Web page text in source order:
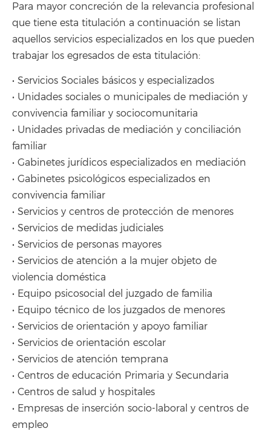
Para mayor concreción de la relevancia profesional
que tiene esta titulación a continuación se listan
aquellos servicios especializados en los que pueden
trabajar los egresados de esta titulación:
• Servicios Sociales básicos y especializados
• Unidades sociales o municipales de mediación y
convivencia familiar y sociocomunitaria
• Unidades privadas de mediación y conciliación
familiar
• Gabinetes jurídicos especializados en mediación
• Gabinetes psicológicos especializados en
convivencia familiar
• Servicios y centros de protección de menores
• Servicios de medidas judiciales
• Servicios de personas mayores
• Servicios de atención a la mujer objeto de
violencia doméstica
• Equipo psicosocial del juzgado de familia
• Equipo técnico de los juzgados de menores
• Servicios de orientación y apoyo familiar
• Servicios de orientación escolar
• Servicios de atención temprana
• Centros de educación Primaria y Secundaria
• Centros de salud y hospitales
• Empresas de inserción socio-laboral y centros de
empleo